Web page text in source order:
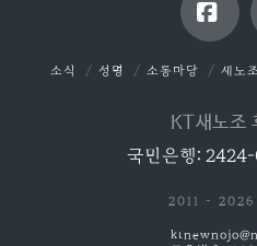
소식 성명 소통마당 새노
KT새노조
국민은행:
2011 - 2026